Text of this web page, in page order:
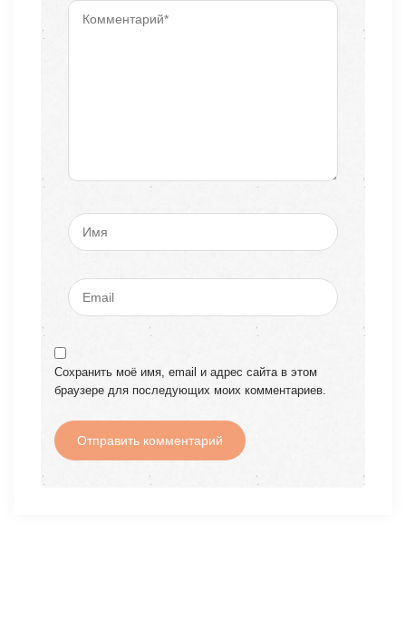
Сохранить моё имя, email и адрес сайта в этом
браузере для последующих моих комментариев.